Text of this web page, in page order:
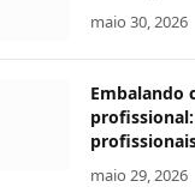
maio 30, 2026
Embalando
maio 29, 2026